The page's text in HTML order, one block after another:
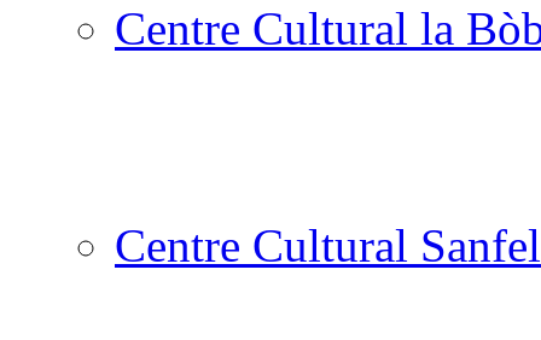
Centre Cultural la
Centre Cultural